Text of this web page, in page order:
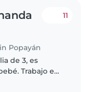
Popayán
11
de 3, es
Trabajo en